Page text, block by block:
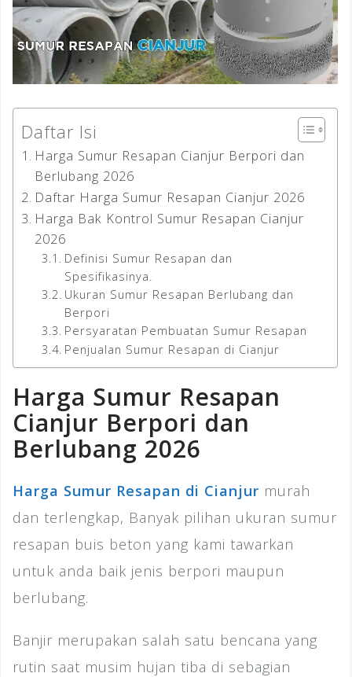
Daftar Isi
Harga Sumur Resapan Cianjur Berpori dan
Berlubang 2026
Daftar Harga Sumur Resapan Cianjur 2026
Harga Bak Kontrol Sumur Resapan Cianjur
2026
Definisi Sumur Resapan dan
Spesifikasinya.
Ukuran Sumur Resapan Berlubang dan
Berpori
Persyaratan Pembuatan Sumur Resapan
Penjualan Sumur Resapan di Cianjur
Harga Sumur Resapan
Cianjur Berpori dan
Berlubang 2026
Harga Sumur Resapan di Cianjur murah
dan terlengkap, Banyak pilihan ukuran sumur
resapan buis beton yang kami tawarkan
untuk anda baik jenis berpori maupun
berlubang.
Banjir merupakan salah satu bencana yang
rutin saat musim hujan tiba di sebagian